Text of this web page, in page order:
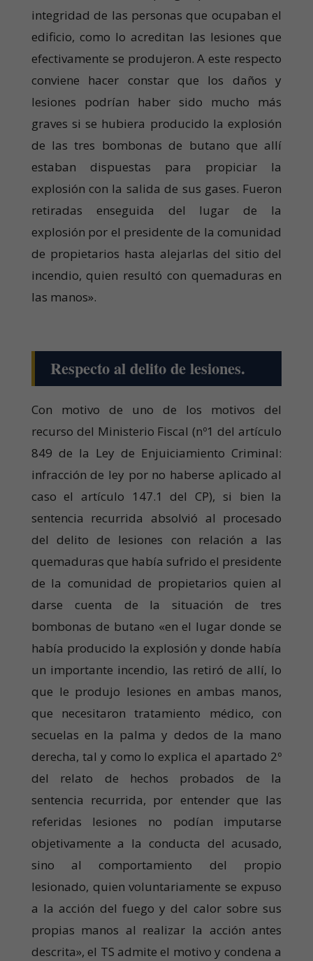
integridad de las personas que ocupaban el
edificio, como lo acreditan las lesiones que
efectivamente se produjeron. A este respecto
conviene hacer constar que los daños y
lesiones podrían haber sido mucho más
graves si se hubiera producido la explosión
de las tres bombonas de butano que allí
estaban dispuestas para propiciar la
explosión con la salida de sus gases. Fueron
retiradas enseguida del lugar de la
explosión por el presidente de la comunidad
de propietarios hasta alejarlas del sitio del
incendio, quien resultó con quemaduras en
las manos».
Respecto al delito de lesiones.
Con motivo de uno de los motivos del
recurso del Ministerio Fiscal (nº1 del artículo
849 de la Ley de Enjuiciamiento Criminal:
infracción de ley por no haberse aplicado al
caso el artículo 147.1 del CP), si bien la
sentencia recurrida absolvió al procesado
del delito de lesiones con relación a las
quemaduras que había sufrido el presidente
de la comunidad de propietarios quien al
darse cuenta de la situación de tres
bombonas de butano «en el lugar donde se
había producido la explosión y donde había
un importante incendio, las retiró de allí, lo
que le produjo lesiones en ambas manos,
que necesitaron tratamiento médico, con
secuelas en la palma y dedos de la mano
derecha, tal y como lo explica el apartado 2º
del relato de hechos probados de la
sentencia recurrida, por entender que las
referidas lesiones no podían imputarse
objetivamente a la conducta del acusado,
sino al comportamiento del propio
lesionado, quien voluntariamente se expuso
a la acción del fuego y del calor sobre sus
propias manos al realizar la acción antes
descrita», el TS admite el motivo y condena a